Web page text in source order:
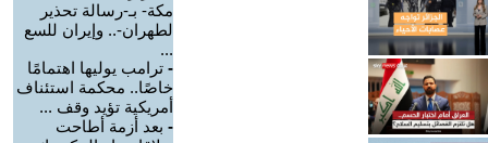
مكة- بـ-رسالة تحذير
لطهران-.. وإيران للسع
...
- ترامب يوليها اهتمامًا
خاصًا.. محكمة استئناف
أمريكية تؤيد وقف ...
- بعد أزمة أطاحت